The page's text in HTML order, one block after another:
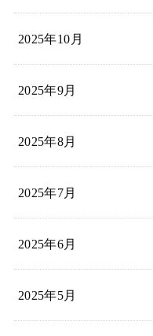
2025年10月
2025年9月
2025年8月
2025年7月
2025年6月
2025年5月